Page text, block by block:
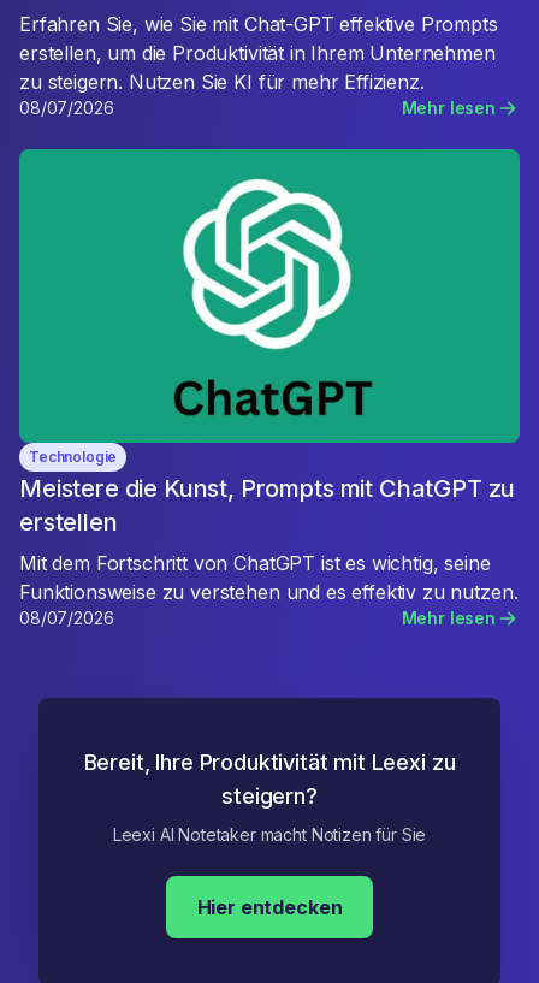
Erfahren Sie, wie Sie mit Chat-GPT effektive Prompts
erstellen, um die Produktivität in Ihrem Unternehmen
zu steigern. Nutzen Sie KI für mehr Effizienz.
08/07/2026 Mehr lesen
Technologie
Meistere die Kunst, Prompts mit ChatGPT zu
erstellen
Mit dem Fortschritt von ChatGPT ist es wichtig, seine
Funktionsweise zu verstehen und es effektiv zu nutzen.
08/07/2026 Mehr lesen
Bereit, Ihre Produktivität mit Leexi zu
steigern?
Leexi AI Notetaker macht Notizen für Sie
Hier entdecken